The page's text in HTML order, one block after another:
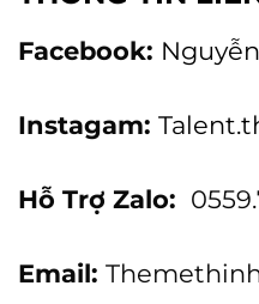
Facebook:
Instagam:
Hỗ Trợ Zalo:
Email: